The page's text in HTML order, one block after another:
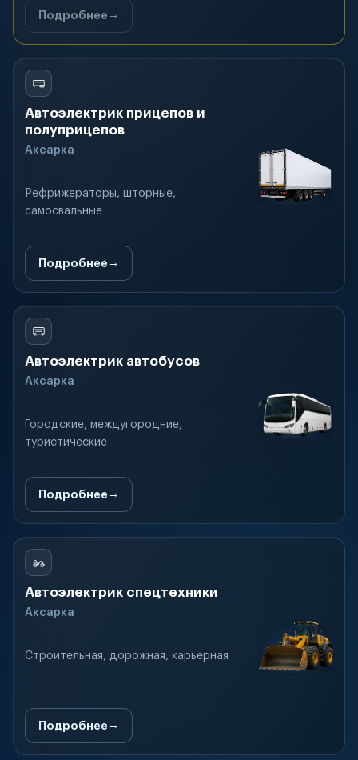
Подробнее
Автоэлектрик прицепов и
полуприцепов
Аксарка
Рефрижераторы, шторные,
самосвальные
Подробнее
Автоэлектрик автобусов
Аксарка
Городские, междугородние,
туристические
Подробнее
Автоэлектрик спецтехники
Аксарка
Строительная, дорожная, карьерная
Подробнее